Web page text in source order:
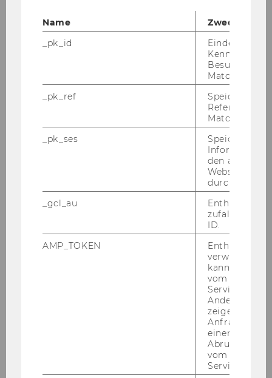
Office Management
youstina.saman@wu.ac.at
Name
Zweck
_pk_id
Eindeutige
Besuchers
Matomo.
_pk_ref
Speicherung
Referrers
Matomo.
_pk_ses
Speicherung
den aktuellen
durch
_gcl_au
Enthält eine
ID.
AMP_TOKEN
Enthält ein
verwendet
kann, um
vom AMP-
Service
Andere
zeigen Opt-
Anfrage im
einen Fehler
Abrufen
vom AMP
Service an.